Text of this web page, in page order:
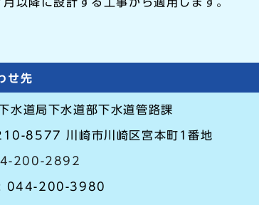
せ先
水道局下水道部下水道管路課
8577 川崎市川崎区宮本町1番地
200-2892
: 044-200-3980